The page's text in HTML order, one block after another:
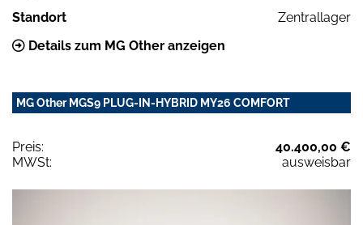
Standort
Zentrallager
Details zum MG Other anzeigen
MG Other MGS9 PLUG-IN-HYBRID MY26 COMFORT
Preis:
40.400,00 €
MWSt:
ausweisbar